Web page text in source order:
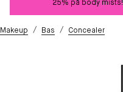
25% på body mists!
Makeup / Bas / Concealer